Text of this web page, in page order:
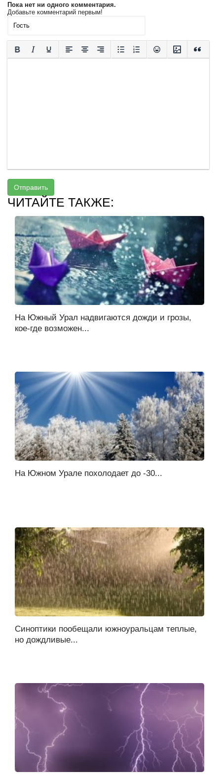
Пока нет ни одного комментария.
Добавьте комментарий первым!
Отправить
ЧИТАЙТЕ ТАКЖЕ:
На Южный Урал надвигаются дожди и грозы,
кое-где возможен...
На Южном Урале похолодает до -30...
Синоптики пообещали южноуральцам теплые,
но дождливые...